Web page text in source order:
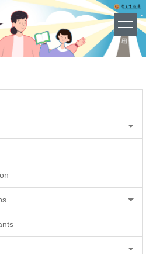
生輔組 - 各類獎